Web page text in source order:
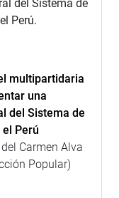
del Sistema de
Perú.
multipartidaria
una
del Sistema de
Perú
Carmen Alva
Popular)